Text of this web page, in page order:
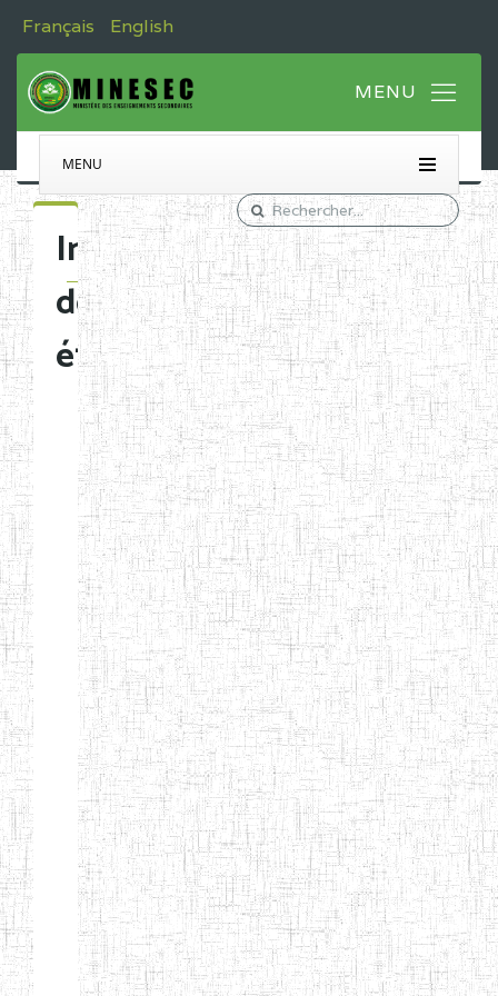
Français English
MENU
Immatriculation
des
établissements
Etablissements
d'enseignement
normal
ENI
Chercher:
Effacer les filtres
Denomination
Type